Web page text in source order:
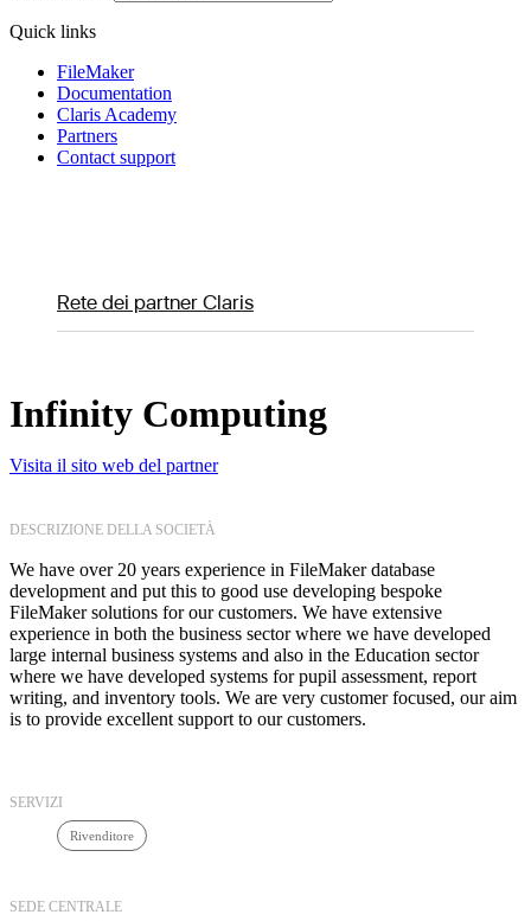
Quick links
FileMaker
Documentation
Claris Academy
Partners
Contact support
Rete dei partner Claris
Infinity Computing
Visita il sito web del partner
DESCRIZIONE DELLA SOCIETÀ
We have over 20 years experience in FileMaker database
development and put this to good use developing bespoke
FileMaker solutions for our customers. We have extensive
experience in both the business sector where we have developed
large internal business systems and also in the Education sector
where we have developed systems for pupil assessment, report
writing, and inventory tools. We are very customer focused, our aim
is to provide excellent support to our customers.
SERVIZI
Rivenditore
SEDE CENTRALE